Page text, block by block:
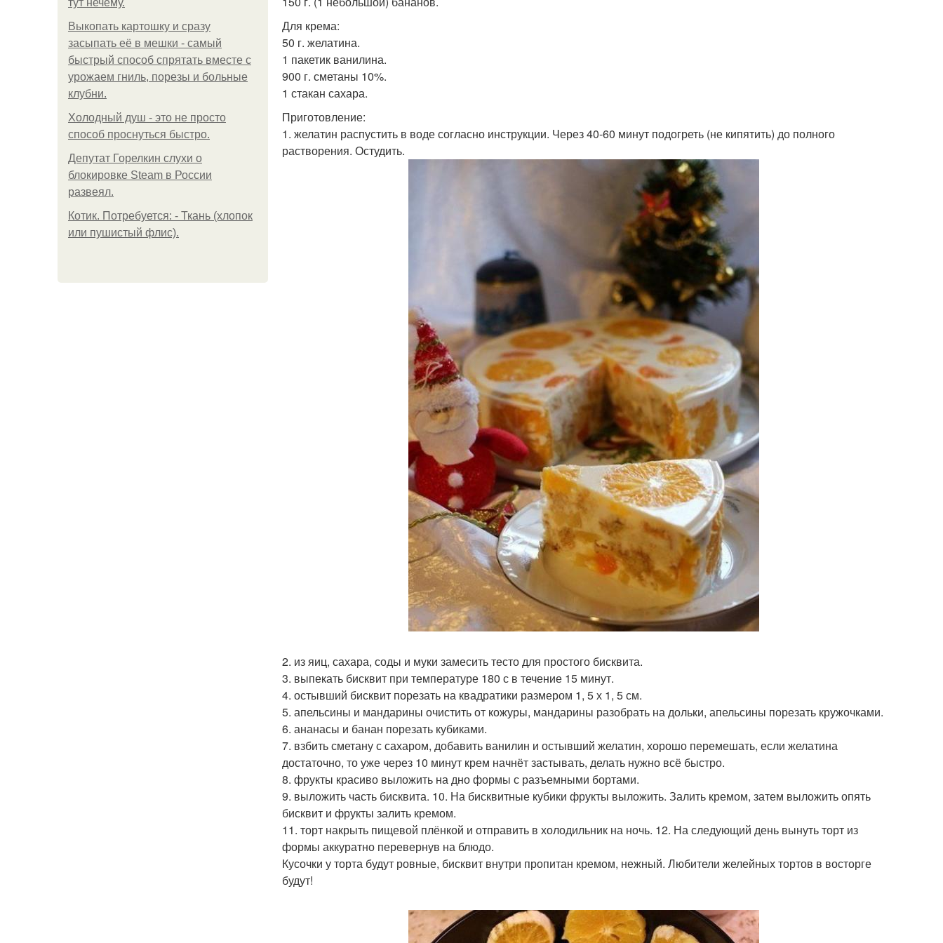
тут нечему.
Выкопать картошку и сразу
засыпать её в мешки - самый
быстрый способ спрятать вместе с
урожаем гниль, порезы и больные
клубни.
Холодный душ - это не просто
способ проснуться быстро.
Депутат Горелкин слухи о
блокировке Steam в России
развеял.
Котик. Потребуется: - Ткань (хлопок
или пушистый флис).
Для крема:
50 г. желатина.
1 пакетик ванилина.
900 г. сметаны 10%.
1 стакан сахара.
Приготовление:
1. желатин распустить в воде согласно инструкции. Через 40-60 минут подогреть (не кипятить) до полного
растворения. Остудить.
2. из яиц, сахара, соды и муки замесить тесто для простого бисквита.
3. выпекать бисквит при температуре 180 с в течение 15 минут.
4. остывший бисквит порезать на квадратики размером 1, 5 х 1, 5 см.
5. апельсины и мандарины очистить от кожуры, мандарины разобрать на дольки, апельсины порезать кружочками.
6. ананасы и банан порезать кубиками.
7. взбить сметану с сахаром, добавить ванилин и остывший желатин, хорошо перемешать, если желатина
достаточно, то уже через 10 минут крем начнёт застывать, делать нужно всё быстро.
8. фрукты красиво выложить на дно формы с разъемными бортами.
9. выложить часть бисквита. 10. На бисквитные кубики фрукты выложить. Залить кремом, затем выложить опять
бисквит и фрукты залить кремом.
11. торт накрыть пищевой плёнкой и отправить в холодильник на ночь. 12. На следующий день вынуть торт из
формы аккуратно перевернув на блюдо.
Кусочки у торта будут ровные, бисквит внутри пропитан кремом, нежный. Любители желейных тортов в восторге
будут!